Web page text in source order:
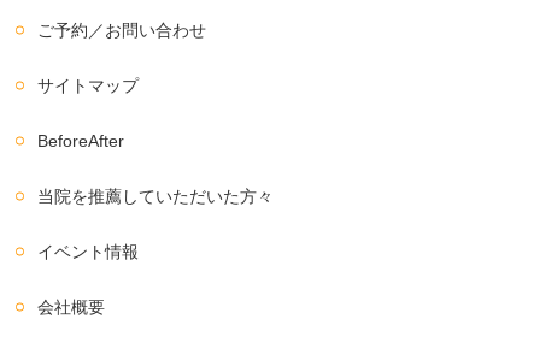
ご予約／お問い合わせ
サイトマップ
BeforeAfter
当院を推薦していただいた方々
イベント情報
会社概要